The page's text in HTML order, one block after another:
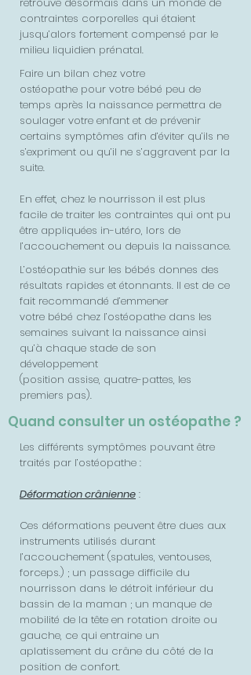
contraintes corporelles qui étaient
jusqu’alors fortement compensé par le
milieu liquidien prénatal.
Faire un bilan chez votre
ostéopathe pour votre bébé peu de
temps après la naissance permettra de
soulager votre enfant et de prévenir
certains symptômes afin d’éviter qu’ils ne
s’expriment ou qu’il ne s’aggravent par la
suite.
En effet, chez le nourrisson il est plus
facile de traiter les contraintes qui ont pu
être appliquées in-utéro, lors de
l’accouchement ou depuis la naissance.
L’ostéopathie sur les bébés donnes des
résultats rapides et étonnants. Il est de ce
fait recommandé d’emmener
votre bébé chez l’ostéopathe dans les
semaines suivant la naissance ainsi
qu’à chaque stade de son
développement
(position assise, quatre-pattes, les
premiers pas).
Quand consulter un ostéopathe ?
Les différents symptômes pouvant être
traités par l’ostéopathe :
Déformation crânienne :
Ces déformations peuvent être dues aux
instruments utilisés durant
l’accouchement (spatules, ventouses,
forceps.) ; un passage difficile du
nourrisson dans le détroit inférieur du
bassin de la maman ; un manque de
mobilité de la tête en rotation droite ou
gauche, ce qui entraine un
aplatissement du crâne du côté de la
position de confort.